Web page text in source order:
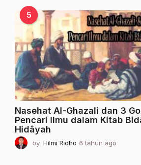
5
Nasehat Al-Ghazali dan 3
Pencari Ilmu dalam Kitab
Hidâyah
by Hilmi Ridho 6 tahun ago